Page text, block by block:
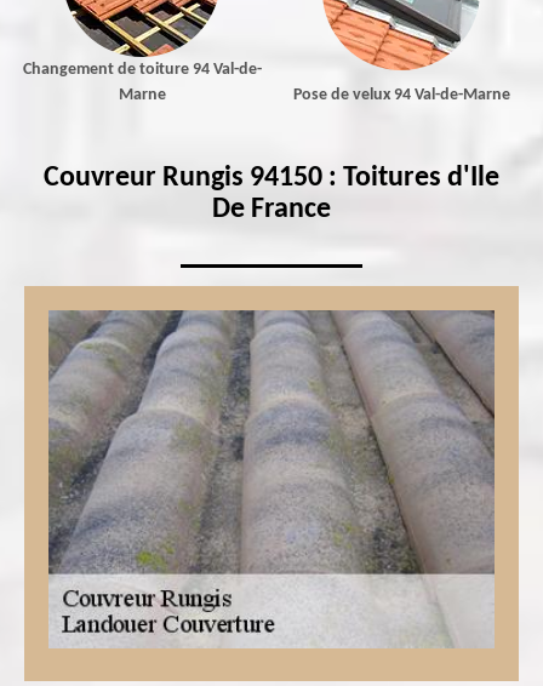
Changement de toiture 94 Val-de-
Marne
Pose de velux 94 Val-de-Marne
Couvreur Rungis 94150 : Toitures d'Ile
De France